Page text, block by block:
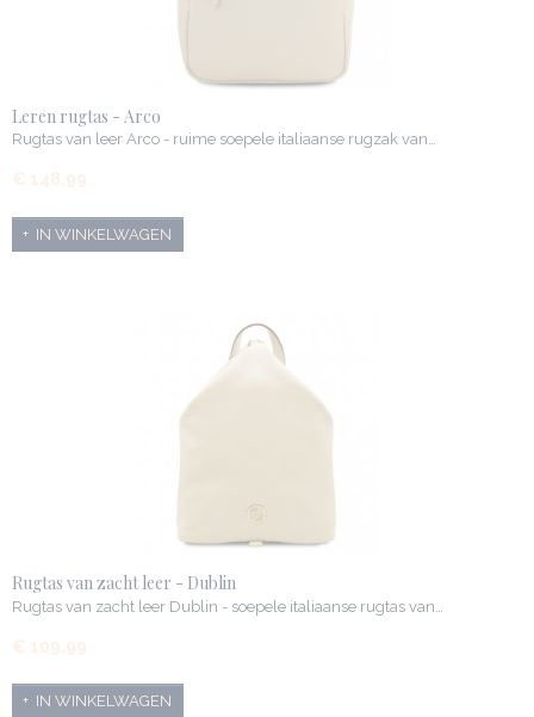
Leren rugtas - Arco
Rugtas van leer Arco - ruime soepele italiaanse rugzak van…
€ 148,99
IN WINKELWAGEN
Rugtas van zacht leer - Dublin
Rugtas van zacht leer Dublin - soepele italiaanse rugtas van…
€ 109,99
IN WINKELWAGEN